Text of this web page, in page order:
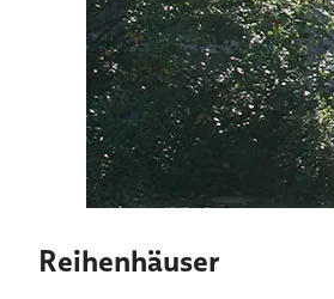
Reihenhäuser